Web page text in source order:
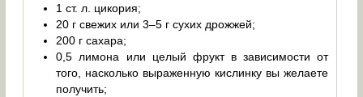
1 ст. л. цикория;
20 г свежих или 3–5 г сухих дрожжей;
200 г сахара;
0,5 лимона или целый фрукт в зависимости от
того, насколько выраженную кислинку вы желаете
получить;